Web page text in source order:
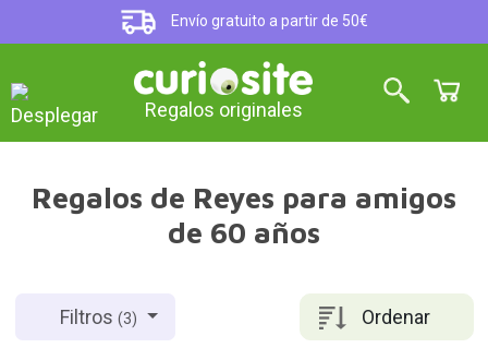
Envío gratuito a partir de 50€
Regalos originales
Regalos de Reyes para amigos
de 60 años
Ordenar
Filtros(3)